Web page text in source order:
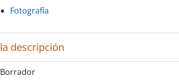
Fotografía
descripción
Borrador